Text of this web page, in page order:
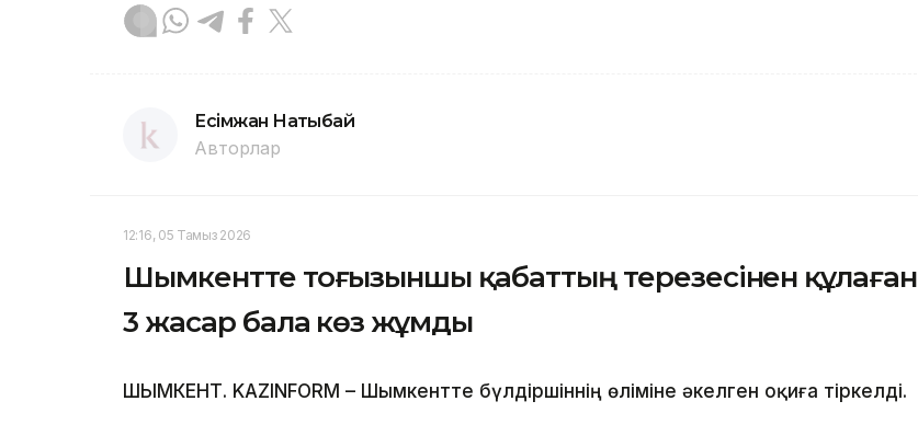
Есімжан Нақтыбай
Авторлар
12:16, 05 Тамыз 2026
Шымкентте тоғызыншы қабаттың терезесінен құлаған
3 жасар бала көз жұмды
ШЫМКЕНТ. KAZINFORM – Шымкентте бүлдіршіннің өліміне әкелген оқиға тіркелді.